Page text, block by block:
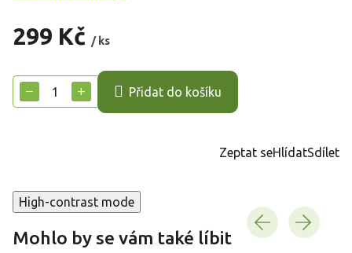
299 Kč / ks
cena:
+
− Přidat do košíku
Zeptat seHlídatSdílet
High-contrast mode
Mohlo by se vám také líbit